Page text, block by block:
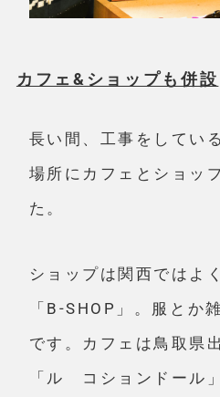
カフェ&ショップも併設
長い間、工事をしてい
場所にカフェとショッ
た。
ショップは関西ではよ
「B-SHOP」。服とか
です。カフェは鳥取県
「ル コションドール